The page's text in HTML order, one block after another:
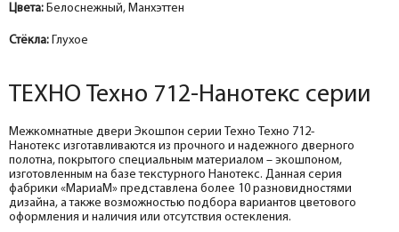
Цвета: Белоснежный, Манхэттен
Стёкла: Глухое
ТЕХНО Техно 712-Нанотекс серии
Межкомнатные двери Экошпон серии Техно Техно 712-
Нанотекс изготавливаются из прочного и надежного дверного
полотна, покрытого специальным материалом – экошпоном,
изготовленным на базе текстурного Нанотекс. Данная серия
фабрики «МариаМ» представлена более 10 разновидностями
дизайна, а также возможностью подбора вариантов цветового
оформления и наличия или отсутствия остекления.